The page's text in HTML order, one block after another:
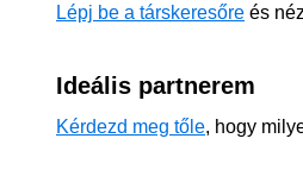
Lépj be a társkeresőre és
Ideális partnerem
Kérdezd meg tőle, hogy